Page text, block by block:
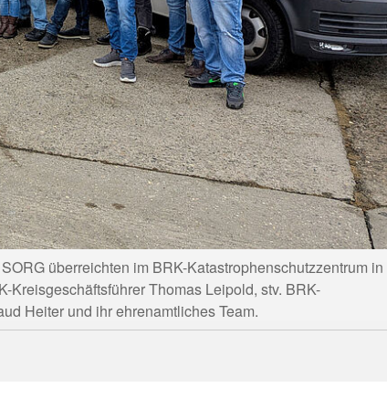
überreichten im BRK-Katastrophenschutzzentrum in
Kreisgeschäftsführer Thomas Leipold, stv. BRK-
Heiter und ihr ehrenamtliches Team.